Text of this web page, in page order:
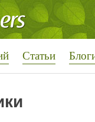
Статьи